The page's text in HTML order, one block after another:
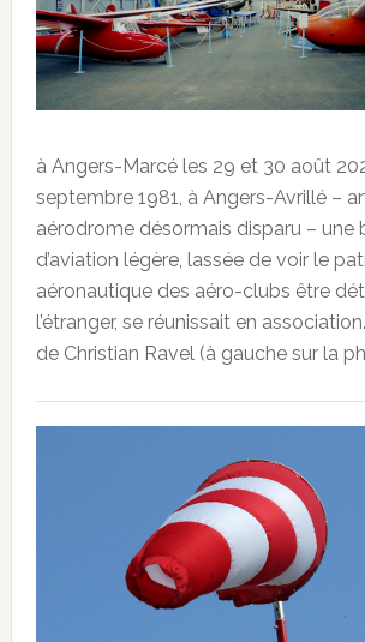
à Angers-Marcé les 29 et 30 août
septembre 1981, à Angers-Avrillé –
aérodrome désormais disparu – une
d’aviation légère, lassée de voir le
aéronautique des aéro-clubs être
l’étranger, se réunissait en
de Christian Ravel (à gauche sur la